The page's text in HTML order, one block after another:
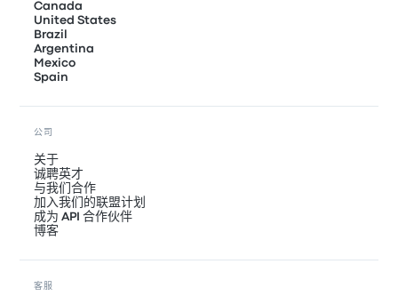
Canada
United States
Brazil
Argentina
Mexico
Spain
公司
关于
诚聘英才
与我们合作
加入我们的联盟计划
成为 API 合作伙伴
博客
客服